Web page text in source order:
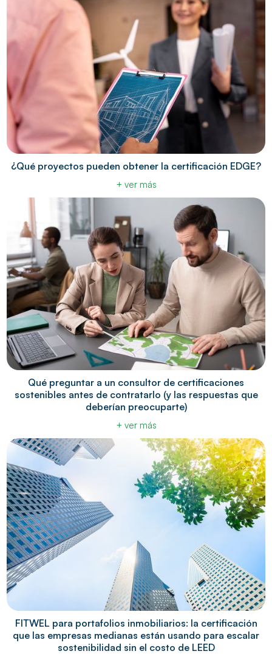
¿Qué proyectos pueden obtener la certificación EDGE?
+ ver más
Qué preguntar a un consultor de certificaciones
sostenibles antes de contratarlo (y las respuestas que
deberían preocuparte)
+ ver más
FITWEL para portafolios inmobiliarios: la certificación
que las empresas medianas están usando para escalar
sostenibilidad sin el costo de LEED